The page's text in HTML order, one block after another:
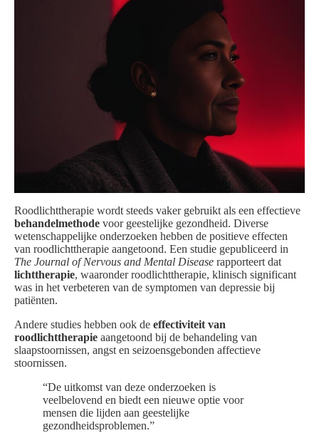
Roodlichttherapie wordt steeds vaker gebruikt als een effectieve
behandelmethode voor geestelijke gezondheid. Diverse
wetenschappelijke onderzoeken hebben de positieve effecten
van roodlichttherapie aangetoond. Een studie gepubliceerd in
The Journal of Nervous and Mental Disease rapporteert dat
lichttherapie, waaronder roodlichttherapie, klinisch significant
was in het verbeteren van de symptomen van depressie bij
patiënten.
Andere studies hebben ook de effectiviteit van
roodlichttherapie aangetoond bij de behandeling van
slaapstoornissen, angst en seizoensgebonden affectieve
stoornissen.
“De uitkomst van deze onderzoeken is
veelbelovend en biedt een nieuwe optie voor
mensen die lijden aan geestelijke
gezondheidsproblemen.”